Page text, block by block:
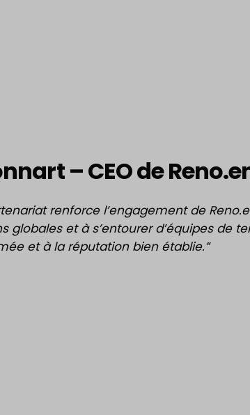
– CEO de
renforce l’engagement de
globales et à s’entourer d’équipes de
et à la réputation bien établie.”